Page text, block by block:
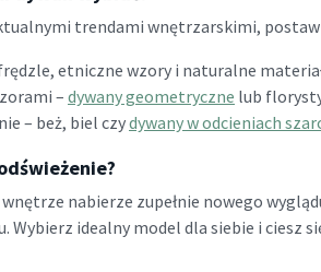
trendami wnętrzarskimi, postaw
etniczne wzory i naturalne
– dywany geometryczne lub
– beż, biel czydywany w odcieniach
nabierze zupełnie nowego
Wybierz idealny model dla siebie i ciesz